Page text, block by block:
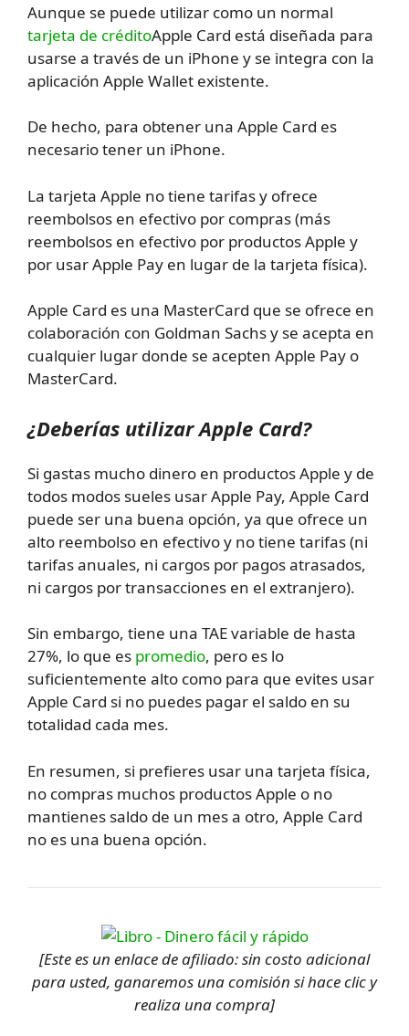
Aunque se puede utilizar como un normal
tarjeta de créditoApple Card está diseñada para
usarse a través de un iPhone y se integra con la
aplicación Apple Wallet existente.
De hecho, para obtener una Apple Card es
necesario tener un iPhone.
La tarjeta Apple no tiene tarifas y ofrece
reembolsos en efectivo por compras (más
reembolsos en efectivo por productos Apple y
por usar Apple Pay en lugar de la tarjeta física).
Apple Card es una MasterCard que se ofrece en
colaboración con Goldman Sachs y se acepta en
cualquier lugar donde se acepten Apple Pay o
MasterCard.
¿Deberías utilizar Apple Card?
Si gastas mucho dinero en productos Apple y de
todos modos sueles usar Apple Pay, Apple Card
puede ser una buena opción, ya que ofrece un
alto reembolso en efectivo y no tiene tarifas (ni
tarifas anuales, ni cargos por pagos atrasados,
ni cargos por transacciones en el extranjero).
Sin embargo, tiene una TAE variable de hasta
27%, lo que es promedio, pero es lo
suficientemente alto como para que evites usar
Apple Card si no puedes pagar el saldo en su
totalidad cada mes.
En resumen, si prefieres usar una tarjeta física,
no compras muchos productos Apple o no
mantienes saldo de un mes a otro, Apple Card
no es una buena opción.
[Este es un enlace de afiliado: sin costo adicional
para usted, ganaremos una comisión si hace clic y
realiza una compra]